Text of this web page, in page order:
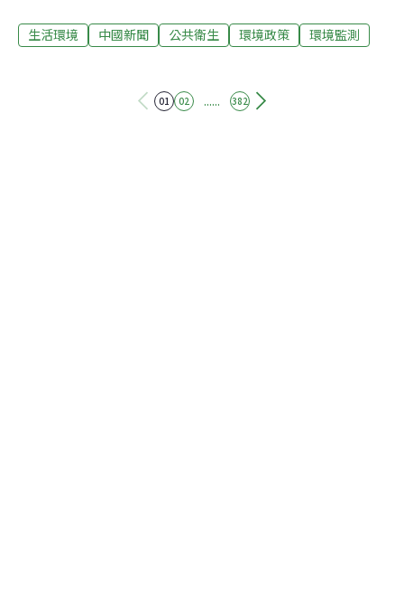
還是累及肺；對輕症患者應該沒有後遺症，「但是重症患
生活環境 中國新聞 公共衛生 環境政策 環境監測
01 02 ...... 382